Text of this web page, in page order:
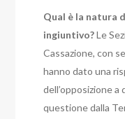
Qual è la natura
ingiuntivo?Le
Cassazione, con
hanno dato una
dell’opposizione
questione dalla